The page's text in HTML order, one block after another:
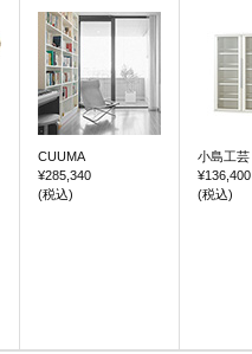
CUUMA
¥285,340
(税込)
小島工芸
¥136,400
(税込)